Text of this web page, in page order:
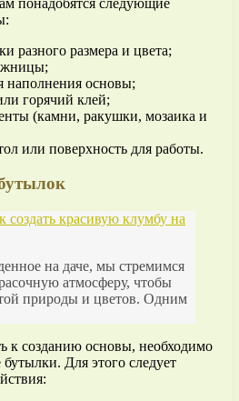
разного размера и цвета;
наполнения основы;
горячий клей;
(камни, ракушки, мозаика и
или поверхность для работы.
создать красивую клумбу на
на даче, мы стремимся
атмосферу, чтобы
природы и цветов. Одним
к созданию основы, необходимо
Для этого следует